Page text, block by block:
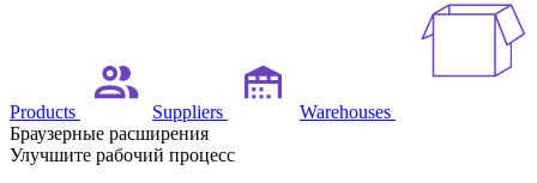
Products Suppliers Warehouses
Браузерные расширения
Улучшите рабочий процесс